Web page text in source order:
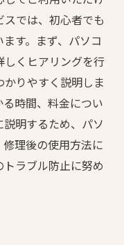
では、初心者でも
す。まず、パソコ
しくヒアリングを行
りやすく説明しま
時間、料金につい
明するため、パソ
理後の使用方法に
ラブル防止に努め